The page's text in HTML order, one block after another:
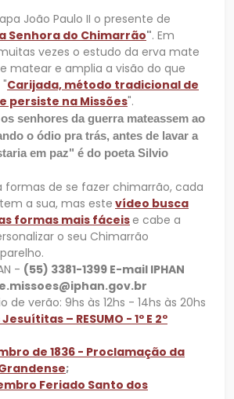
João Paulo II o presente de
Senhora do Chimarrão". Em
vezes o estudo da erva mate
matear e amplia a visão do que
Carijada, método tradicional de
persiste na Missões".
senhores da guerra mateassem ao
o ódio pra trás, antes de lavar a
em paz" é do poeta Silvio
de se fazer chimarrão, cada
a sua, mas este vídeo busca
formas mais fáceise cabe a
o seu Chimarrão
- (55) 3381-1399 E-mail IPHAN
de verão: 9hs às 12hs - 14hs às 20hs
– RESUMO - 1º E 2º
de 1836 - Proclamação da
;
Feriado Santo dos